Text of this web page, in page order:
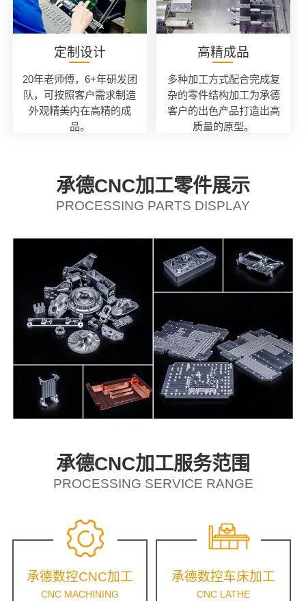
定制设计
20年老师傅，6+年研发团
队，可按照客户需求制造
外观精美内在高精的成
品。
高精成品
多种加工方式配合完成复
杂的零件结构加工为承德
客户的出色产品打造出高
质量的原型。
承德CNC加工零件展示
PROCESSING PARTS DISPLAY
承德CNC加工服务范围
PROCESSING SERVICE RANGE
承德数控CNC加工
CNC MACHINING
承德数控车床加工
CNC LATHE